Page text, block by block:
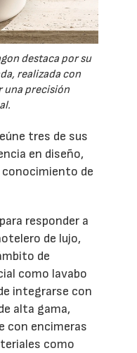
destaca por su
realizada con
una precisión
tres de sus
en diseño,
conocimiento de
responder a
de lujo,
de
como lavabo
integrarse con
alta gama,
con encimeras
como